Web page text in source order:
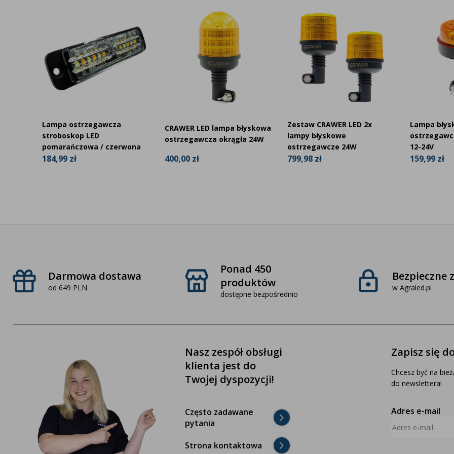
Lampa ostrzegawcza
stroboskop LED
pomarańczowa / czerwona
184,99 zł
CRAWER LED lampa błyskowa
ostrzegawcza okrągła 24W
400,00 zł
Zestaw CRAWER LED 2x
lampy błyskowe
ostrzegawcze 24W
799,98 zł
Lampa
12-24V
159,99 zł
Darmowa dostawa
od 649 PLN
Ponad 450
produktów
dostępne bezpośrednio
Bezpieczne
w Agraled.pl
Nasz zespół obsługi
klienta jest do
Twojej dyspozycji!
Często zadawane
pytania
Strona kontaktowa
Zapisz się
Chcesz być na
do newslettera!
Adres e-mail